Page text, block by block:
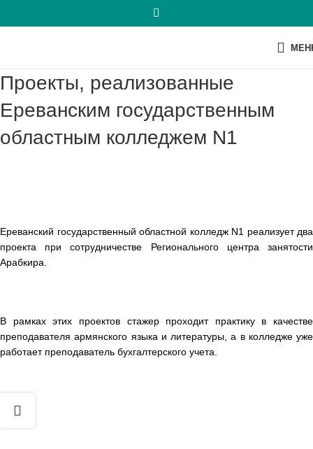
Проекты, реализованные
Ереванским государственным
областным колледжем N1
Ереванский государственный областной колледж N1 реализует два
проекта при сотрудничестве Регионального центра занятости
Арабкира.
В рамках этих проектов стажер проходит практику в качестве
преподавателя армянского языка и литературы, а в колледже уже
работает преподаватель бухгалтерского учета.